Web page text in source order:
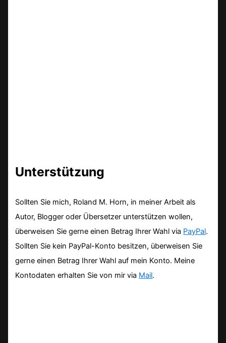
Unterstützung
Sollten Sie mich, Roland M. Horn, in meiner Arbeit als
Autor, Blogger oder Übersetzer unterstützen wollen,
überweisen Sie gerne einen Betrag Ihrer Wahl via PayPal.
Sollten Sie kein PayPal-Konto besitzen, überweisen Sie
gerne einen Betrag Ihrer Wahl auf mein Konto. Meine
Kontodaten erhalten Sie von mir via Mail.